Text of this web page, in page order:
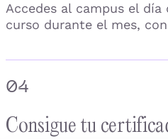
Accedes al campus el día
curso durante el mes,
04
Consigue tu